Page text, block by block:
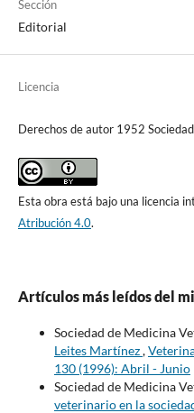
Sección
Editorial
Licencia
Derechos de autor 1952
Esta obra está bajo una licencia
Atribución 4.0.
Artículos más leídos del
Sociedad de Medicina
Leites Martínez,
130 (1996): Abril - Junio
Sociedad de Medicina
veterinario en la